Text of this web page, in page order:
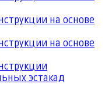
на основе
на основе
эстакад